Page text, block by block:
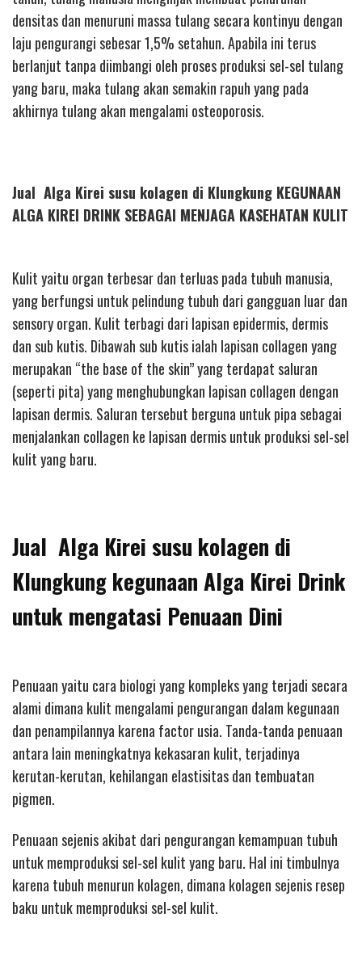
densitas dan menuruni massa tulang secara kontinyu dengan
laju pengurangi sebesar 1,5% setahun. Apabila ini terus
berlanjut tanpa diimbangi oleh proses produksi sel-sel tulang
yang baru, maka tulang akan semakin rapuh yang pada
akhirnya tulang akan mengalami osteoporosis.
Jual Alga Kirei susu kolagen di Klungkung KEGUNAAN
ALGA KIREI DRINK SEBAGAI MENJAGA KASEHATAN KULIT
Kulit yaitu organ terbesar dan terluas pada tubuh manusia,
yang berfungsi untuk pelindung tubuh dari gangguan luar dan
sensory organ. Kulit terbagi dari lapisan epidermis, dermis
dan sub kutis. Dibawah sub kutis ialah lapisan collagen yang
merupakan “the base of the skin” yang terdapat saluran
(seperti pita) yang menghubungkan lapisan collagen dengan
lapisan dermis. Saluran tersebut berguna untuk pipa sebagai
menjalankan collagen ke lapisan dermis untuk produksi sel-sel
kulit yang baru.
Jual Alga Kirei susu kolagen di
Klungkung kegunaan Alga Kirei Drink
untuk mengatasi Penuaan Dini
Penuaan yaitu cara biologi yang kompleks yang terjadi secara
alami dimana kulit mengalami pengurangan dalam kegunaan
dan penampilannya karena factor usia. Tanda-tanda penuaan
antara lain meningkatnya kekasaran kulit, terjadinya
kerutan-kerutan, kehilangan elastisitas dan tembuatan
pigmen.
Penuaan sejenis akibat dari pengurangan kemampuan tubuh
untuk memproduksi sel-sel kulit yang baru. Hal ini timbulnya
karena tubuh menurun kolagen, dimana kolagen sejenis resep
baku untuk memproduksi sel-sel kulit.